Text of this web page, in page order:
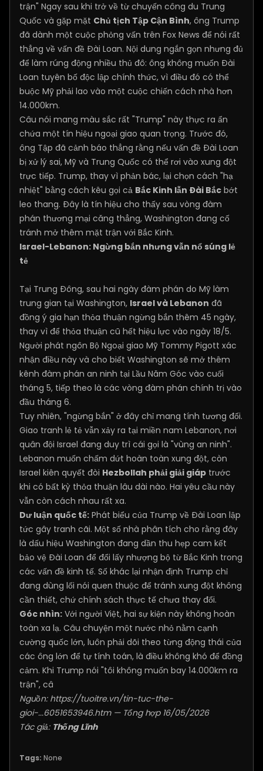
trận" Ngay sau khi trở về từ chuyến công du Trung
Quốc và gặp mặt Chủ tịch Tập Cận Bình, ông Trump
đã dành một cuộc phỏng vấn trên Fox News để nói rất
thẳng về vấn đề Đài Loan. Nội dung ngắn gọn nhưng đủ
để làm rúng động nhiều thủ đô: ông không muốn Đài
Loan tuyên bố độc lập chính thức, vì điều đó có thể
buộc Mỹ phải lao vào một cuộc chiến cách nhà hơn
14.000km.
Câu nói mang màu sắc rất "Trump" này thực ra ẩn
chứa một tín hiệu ngoại giao quan trọng. Trước đó,
ông Tập đã cảnh báo thẳng rằng nếu vấn đề Đài Loan
bị xử lý sai, Mỹ và Trung Quốc có thể rơi vào xung đột
trực tiếp. Trump, thay vì phản bác, lại chọn cách "hạ
nhiệt" bằng cách kêu gọi cả Bắc Kinh lẫn Đài Bắc bớt
leo thang. Đây là tín hiệu cho thấy sau vòng đàm
phán thương mại căng thẳng, Washington đang cố
tránh mở thêm mặt trận với Bắc Kinh.
Israel-Lebanon: Ngừng bắn nhưng vẫn nổ súng lẻ
tẻ
Tại Trung Đông, sau hai ngày đàm phán do Mỹ làm
trung gian tại Washington, Israel và Lebanon đã
đồng ý gia hạn thỏa thuận ngừng bắn thêm 45 ngày,
thay vì để thỏa thuận cũ hết hiệu lực vào ngày 18/5.
Người phát ngôn Bộ Ngoại giao Mỹ Tommy Pigott xác
nhận điều này và cho biết Washington sẽ mở thêm
kênh đàm phán an ninh tại Lầu Năm Góc vào cuối
tháng 5, tiếp theo là các vòng đàm phán chính trị vào
đầu tháng 6.
Tuy nhiên, "ngừng bắn" ở đây chỉ mang tính tương đối.
Giao tranh lẻ tẻ vẫn xảy ra tại miền nam Lebanon, nơi
quân đội Israel đang duy trì cái gọi là "vùng an ninh".
Lebanon muốn chấm dứt hoàn toàn xung đột, còn
Israel kiên quyết đòi Hezbollah phải giải giáp trước
khi có bất kỳ thỏa thuận lâu dài nào. Hai yêu cầu này
vẫn còn cách nhau rất xa.
Dư luận quốc tế: Phát biểu của Trump về Đài Loan lập
tức gây tranh cãi. Một số nhà phân tích cho rằng đây
là dấu hiệu Washington đang dần thu hẹp cam kết
bảo vệ Đài Loan để đổi lấy nhượng bộ từ Bắc Kinh trong
các vấn đề kinh tế. Số khác lại nhận định Trump chỉ
đang dùng lối nói quen thuộc để tránh xung đột không
cần thiết, chứ chính sách thực tế chưa thay đổi.
Góc nhìn: Với người Việt, hai sự kiện này không hoàn
toàn xa lạ. Câu chuyện một nước nhỏ nằm cạnh
cường quốc lớn, luôn phải dõi theo từng động thái của
các ông lớn để tự tính toán, là điều không khó để đồng
cảm. Khi Trump nói "tôi không muốn bay 14.000km ra
trận", câ
Nguồn: https://tuoitre.vn/tin-tuc-the-
gioi-...6051653946.htm— Tổng hợp 16/05/2026
Tác giả: Thống Lĩnh
Tags: None